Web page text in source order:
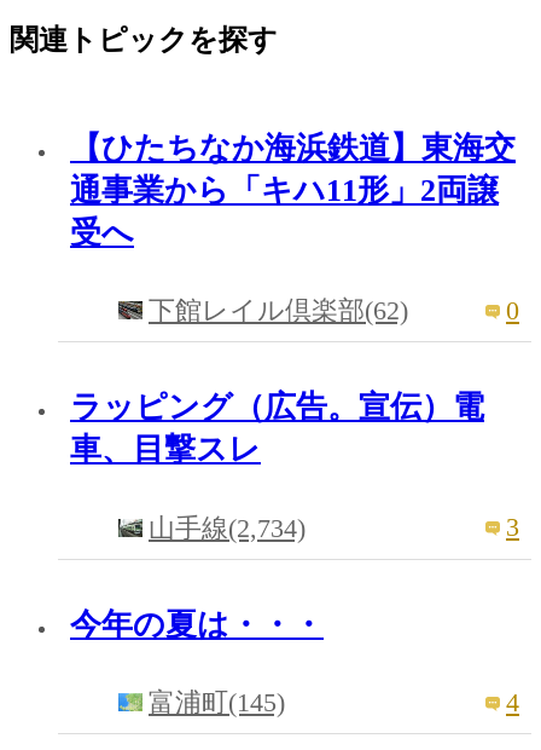
関連トピックを探す
【ひたちなか海浜鉄道】東海交
通事業から「キハ11形」2両譲
受へ
下館レイル倶楽部(62) 0
ラッピング（広告。宣伝）電
車、目撃スレ
山手線(2,734) 3
今年の夏は・・・
富浦町(145) 4